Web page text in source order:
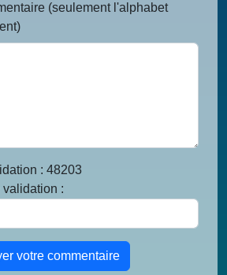
(seulement l'alphabet
: 48203
validation :
votre commentaire